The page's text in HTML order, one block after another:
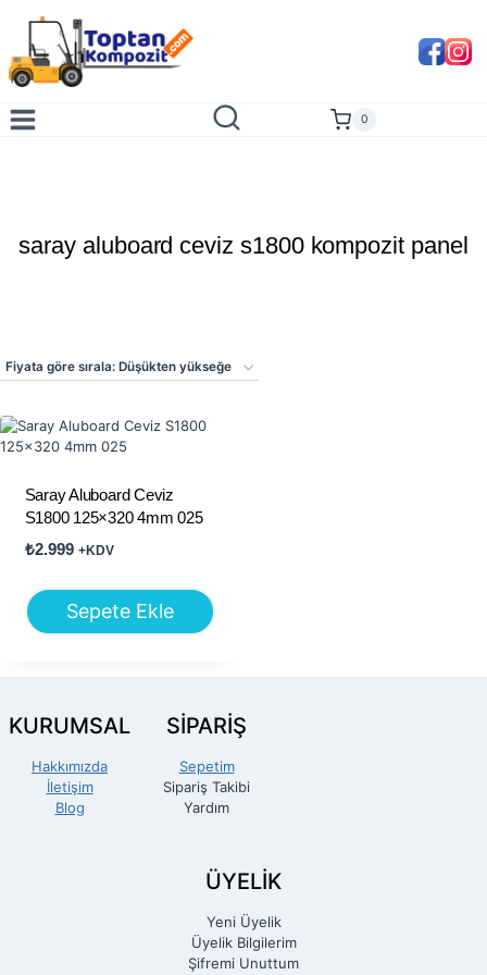
content
0
saray aluboard ceviz s1800 kompozit panel
Saray Aluboard Ceviz
S1800 125×320 4mm 025
₺2.999 +KDV
Sepete Ekle
KURUMSAL
Hakkımızda
İletişim
Blog
SİPARİŞ
Sepetim
Sipariş Takibi
Yardım
ÜYELİK
Yeni Üyelik
Üyelik Bilgilerim
Şifremi Unuttum